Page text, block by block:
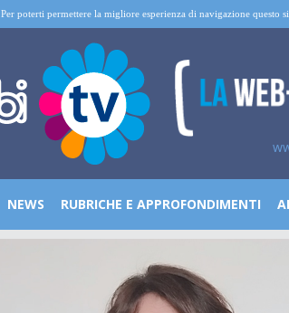
Per poterti permettere la migliore esperienza di navigazione questo
NEWS RUBRICHE E APPROFONDIMENTI